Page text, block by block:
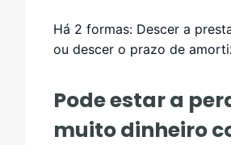
Há 2 formas: Descer a
ou descer o prazo de
Pode estar a
muito dinheiro